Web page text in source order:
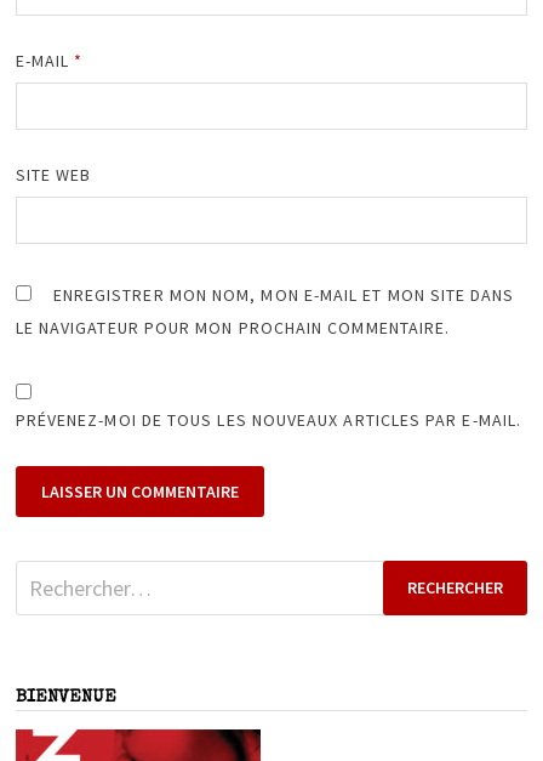
E-MAIL *
SITE WEB
ENREGISTRER MON NOM, MON E-MAIL ET MON SITE DANS
LE NAVIGATEUR POUR MON PROCHAIN COMMENTAIRE.
PRÉVENEZ-MOI DE TOUS LES NOUVEAUX ARTICLES PAR E-MAIL.
Rechercher :
BIENVENUE